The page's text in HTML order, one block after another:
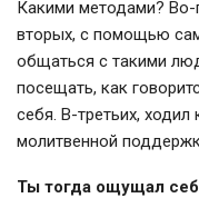
Какими методами?
вторых, с помощью
общаться с такими
посещать, как
себя. В-третьих, ходил
молитвенной
Ты тогда ощущал